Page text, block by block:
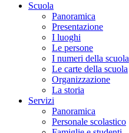
Scuola
Panoramica
Presentazione
I luoghi
Le persone
I numeri della scuola
Le carte della scuola
Organizzazione
La storia
Servizi
Panoramica
Personale scolastico